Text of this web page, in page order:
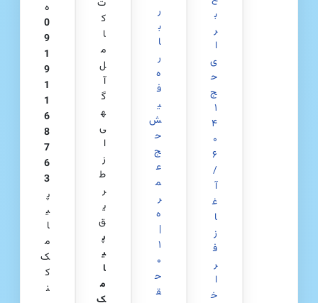
ب
ر
ا
ی
ح
ج
۱
۴
۰
۶
/
آ
غ
ا
ز
ف
ر
ا
خ
ر
ب
ا
ر
ه
ف
ی
ش
ح
ج
ع
م
ر
ه
|
۱
۰
ح
ق
ت
ک
ا
م
ل
آ
گ
ه
ی
ا
ز
ط
ر
ی
ق
پ
ی
ا
م
ک
ه
0
9
1
9
1
1
6
8
7
6
3
پ
ی
ا
م
ک
ک
ن